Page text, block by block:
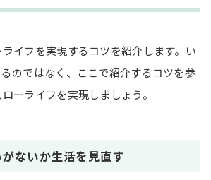
イフを実現するコツを紹介します。い
のではなく、ここで紹介するコツを参
ーライフを実現しましょう。
ないか生活を見直す